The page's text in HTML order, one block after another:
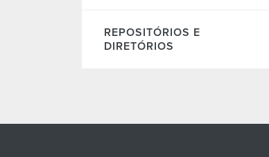
REPOSITÓRIOS E
DIRETÓRIOS